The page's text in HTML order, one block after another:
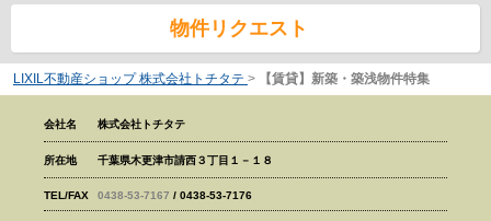
物件リクエスト
LIXIL不動産ショップ 株式会社トチタテ > 【賃貸】新築・築浅物件特集
会社名 株式会社トチタテ
所在地 千葉県木更津市請西３丁目１－１８
TEL/FAX 0438-53-7167 / 0438-53-7176